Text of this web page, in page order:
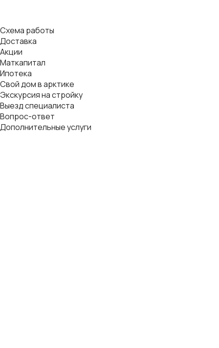
Схема работы
Доставка
Акции
Маткапитал
Ипотека
Свой дом в арктике
Экскурсия на стройку
Выезд специалиста
Вопрос-ответ
Дополнительные услуги